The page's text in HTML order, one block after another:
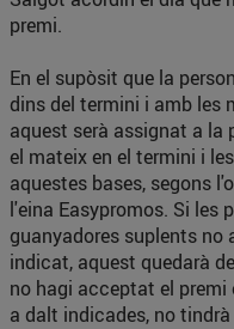
premi.
En el supòsit que la
dins del termini i amb les
aquest serà assignat a la
el mateix en el termini i
aquestes bases, segons
l'eina Easypromos. Si les
guanyadores suplents no
indicat, aquest quedarà
no hagi acceptat el
a dalt indicades, no